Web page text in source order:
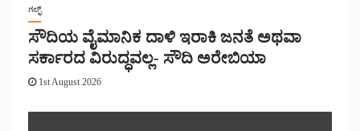
ಗಲ್ಫ್
ಸೌದಿಯ ವೈಮಾನಿಕ ದಾಳಿ ಇರಾಕಿ ಜನತೆ ಅಥವಾ
ಸರ್ಕಾರದ ವಿರುದ್ಧವಲ್ಲ- ಸೌದಿ ಅರೇಬಿಯಾ
1st August 2026